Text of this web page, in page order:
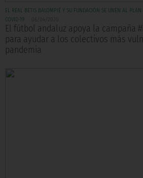
EL REAL BETIS BALOMPIÉ Y SU FUNDACIÓN SE UNEN AL PLAN
COVID-19
El fútbol andaluz apoya la campaña
para ayudar a los colectivos más
pandemia